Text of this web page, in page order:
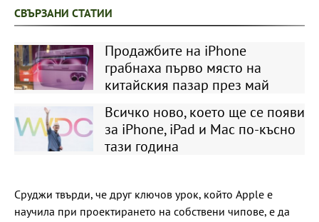
СВЪРЗАНИ СТАТИИ
Продажбите на iPhone
грабнаха първо място на
китайския пазар през май
Всичко ново, което ще се появи
за iPhone, iPad и Mac по-късно
тази година
Сруджи твърди, че друг ключов урок, който Apple е
научила при проектирането на собствени чипове, е да